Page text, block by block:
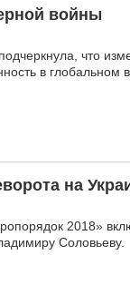
войны
что
в глобальном
на
2018»
Соловьеву.